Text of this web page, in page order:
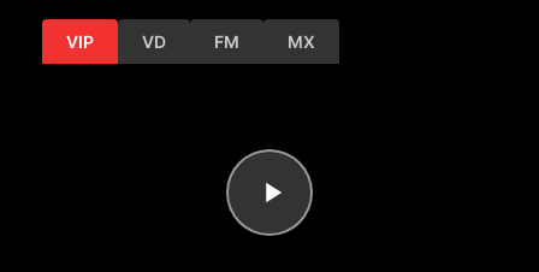
VIP VD FM MX